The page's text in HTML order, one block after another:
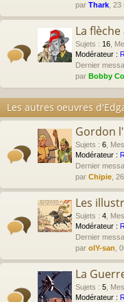
par Thark ,
La
Sujets : 16
Modérateur :
Dernier
par Bobby
Les autres oeuvres
Gordon
Sujets : 6
Modérateur :
Dernier
par Chipie ,
Les
Sujets : 4
Modérateur :
Dernier
par olY-san ,
La
Sujets : 5
Modérateur :